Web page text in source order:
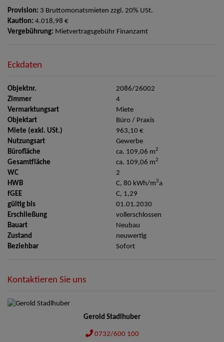
Provision: 3 Bruttomonatsmieten zzgl. 20% USt.
Kaution: 4.018,98 €
Vergebührung: Mietvertragsgebühr Finanzamt
Eckdaten
Objektnr.
2086/26002
Zimmer
4
Vermarktungsart
Miete
Objektart
Büro / Praxis
Miete (exkl. USt.)
963,10 €
Nutzungsart
Gewerbe
Bürofläche
ca. 109,06 m2
Gesamtfläche ca. 109,06 m2
WC
2
HWB
C, 80 kWh/m2a
fGEE
C, 1,29
gültig bis
01.01.2030
Erschließung
vollerschlossen
Bauart
Neubau
Zustand
neuwertig
Beziehbar
Sofort
Kontaktieren Sie uns
Gerold Stadlhuber
0732/600 100